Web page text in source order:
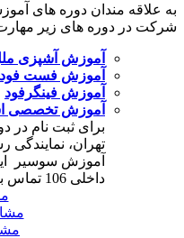
به علاقه مندان دوره های
شرکت در دوره های زیر
آموزش آشپزی
آموزش فست فود
آموزش فینگرفود
آموزش تخصصی
برای ثبت نام
تهران،
داخلی 106 تماس بگیرید.